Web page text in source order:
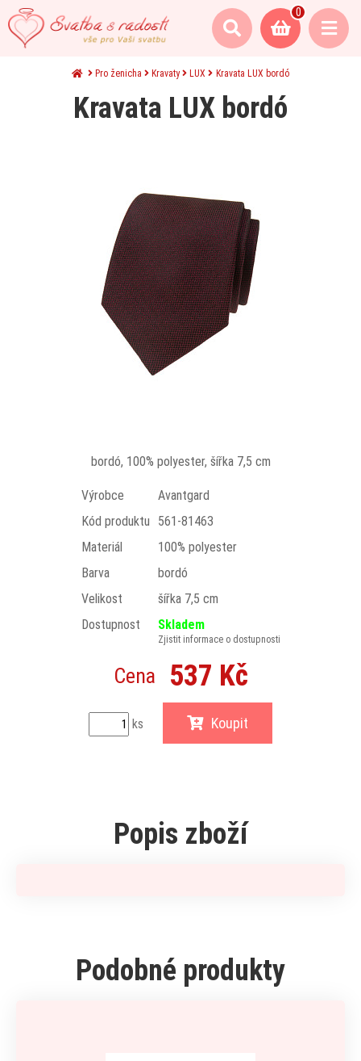
0
Pro ženicha Kravaty LUX Kravata LUX bordó
Kravata LUX bordó
bordó, 100% polyester, šířka 7,5 cm
Výrobce
Avantgard
Kód produktu
561-81463
Materiál
100% polyester
Barva
bordó
Velikost
šířka 7,5 cm
Dostupnost
Skladem
Zjistit informace o dostupnosti
Cena 537 Kč
ks Koupit
Popis zboží
Podobné produkty